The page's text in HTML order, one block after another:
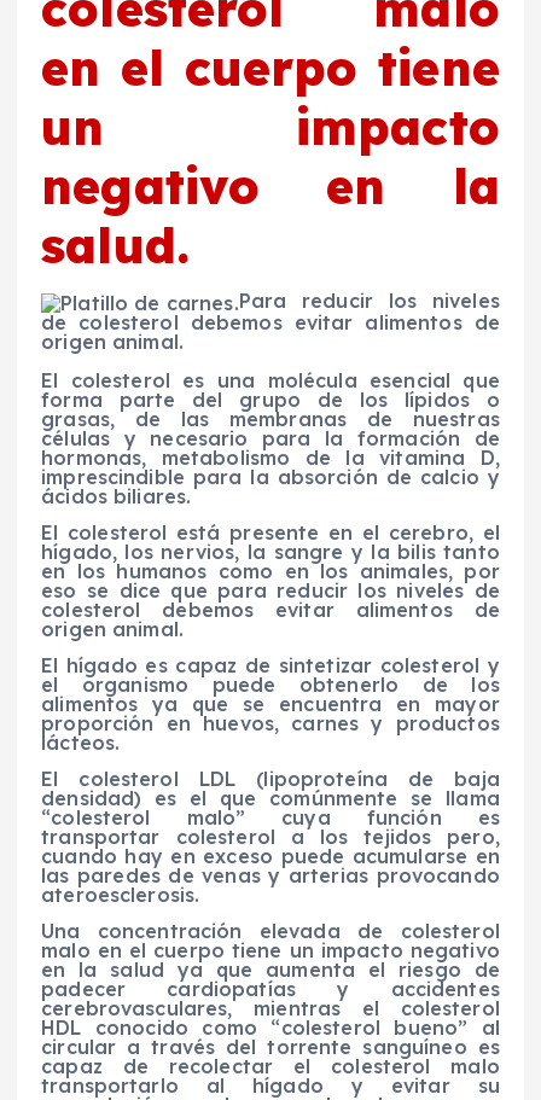
en el cuerpo tiene
un impacto
negativo en la
salud.
Para reducir los niveles
de colesterol debemos evitar alimentos de
origen animal.
El colesterol es una molécula esencial que
forma parte del grupo de los lípidos o
grasas, de las membranas de nuestras
células y necesario para la formación de
hormonas, metabolismo de la vitamina D,
imprescindible para la absorción de calcio y
ácidos biliares.
El colesterol está presente en el cerebro, el
hígado, los nervios, la sangre y la bilis tanto
en los humanos como en los animales, por
eso se dice que para reducir los niveles de
colesterol debemos evitar alimentos de
origen animal.
El hígado es capaz de sintetizar colesterol y
el organismo puede obtenerlo de los
alimentos ya que se encuentra en mayor
proporción en huevos, carnes y productos
lácteos.
El colesterol LDL (lipoproteína de baja
densidad) es el que comúnmente se llama
“colesterol malo” cuya función es
transportar colesterol a los tejidos pero,
cuando hay en exceso puede acumularse en
las paredes de venas y arterias provocando
ateroesclerosis.
Una concentración elevada de colesterol
malo en el cuerpo tiene un impacto negativo
en la salud ya que aumenta el riesgo de
padecer cardiopatías y accidentes
cerebrovasculares, mientras el colesterol
HDL conocido como “colesterol bueno” al
circular a través del torrente sanguíneo es
capaz de recolectar el colesterol malo
transportarlo al hígado y evitar su